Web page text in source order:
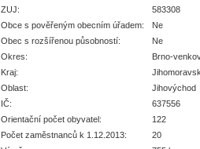
ZUJ:
583308
Obce s pověřeným obecním úřadem:
Ne
Obec s rozšířenou působností:
Ne
Okres:
Brno-
Kraj:
Oblast:
Jihovýchod
IČ:
637556
Orientační počet obyvatel:
122
Počet zaměstnanců k 1.12.2013:
20